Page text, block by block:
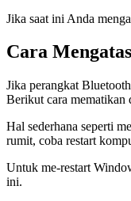
Jika saat ini Anda
Cara
Jika perangkat
Berikut cara
Hal sederhana seperti
rumit, coba restart
Untuk me-restart
ini.